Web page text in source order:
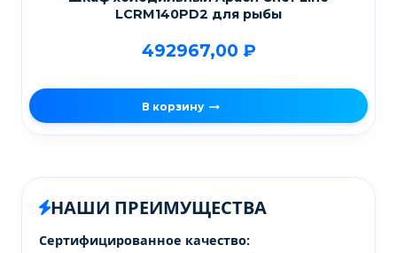
LCRM140PD2 для рыбы
492967,00 ₽
В корзину
НАШИ ПРЕИМУЩЕСТВА
Сертифицированное качество: